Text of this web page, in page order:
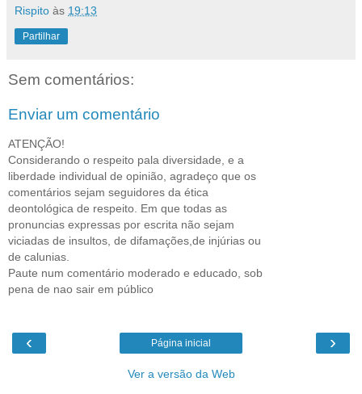
Rispito às 19:13
Partilhar
Sem comentários:
Enviar um comentário
ATENÇÃO!
Considerando o respeito pala diversidade, e a
liberdade individual de opinião, agradeço que os
comentários sejam seguidores da ética
deontológica de respeito. Em que todas as
pronuncias expressas por escrita não sejam
viciadas de insultos, de difamações,de injúrias ou
de calunias.
Paute num comentário moderado e educado, sob
pena de nao sair em público
‹ ›
Página inicial
Ver a versão da Web